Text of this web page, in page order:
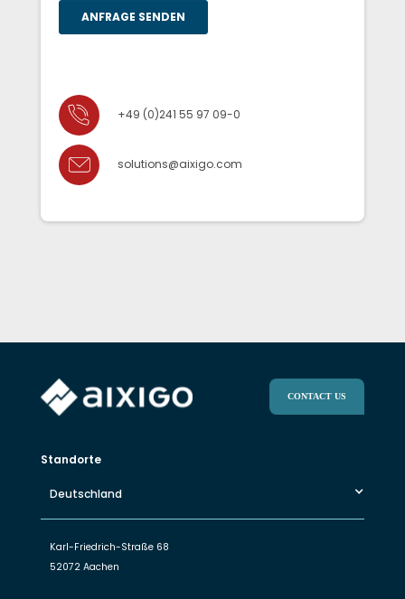
+49 (0)241 55 97 09-0
solutions@aixigo.com
CONTACT US
Standorte
Deutschland
Karl-Friedrich-Straße 68
52072 Aachen